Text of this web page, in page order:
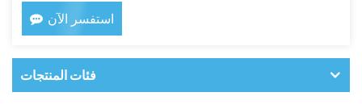
استفسر الآن
فئات المنتجات